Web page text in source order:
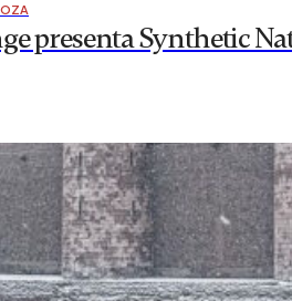
presenta Synthetic